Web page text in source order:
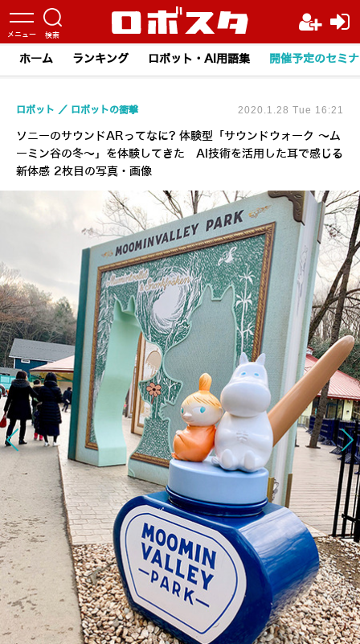
ホーム ランキング ロボット・AI用語集 開催予定のセミ
ソニーのサウンドARってなに? 体験型「サウンドウォーク ～ム
ーミン谷の冬～」を体験してきた AI技術を活用した耳で感じる
新体感 2枚目の写真・画像
ロボット ロボットの衝撃 2020.1.28 Tue 16:21